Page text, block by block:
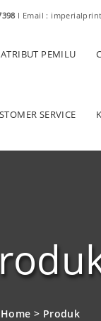
I Email :
PEMILU
SERVICE
Home > Produk